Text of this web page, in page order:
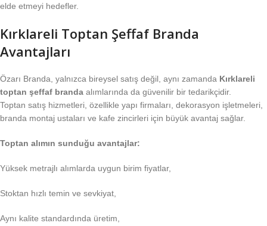
elde etmeyi hedefler.
Kırklareli Toptan Şeffaf Branda
Avantajları
Özarı Branda, yalnızca bireysel satış değil, aynı zamanda Kırklareli
toptan şeffaf branda alımlarında da güvenilir bir tedarikçidir.
Toptan satış hizmetleri, özellikle yapı firmaları, dekorasyon işletmeleri,
branda montaj ustaları ve kafe zincirleri için büyük avantaj sağlar.
Toptan alımın sunduğu avantajlar:
Yüksek metrajlı alımlarda uygun birim fiyatlar,
Stoktan hızlı temin ve sevkiyat,
Aynı kalite standardında üretim,